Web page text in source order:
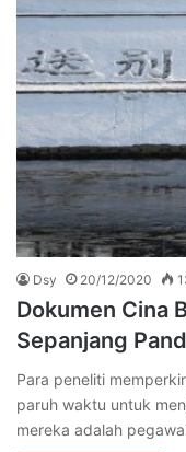
Dsy 20/12/2020
Dokumen Cina
Sepanjang
Para peneliti
paruh waktu untuk
mereka adalah